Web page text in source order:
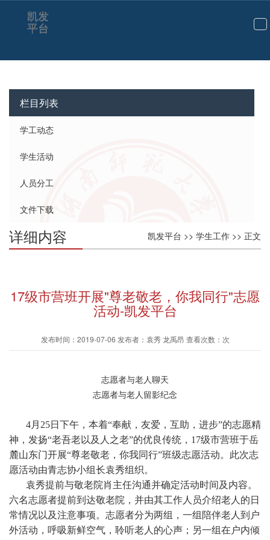
切
航
凯发
平台
栏目列表
学工动态
学生活动
人员分工
文件下载
凯发平台 >> 学生工作 >> 正文
详细内容
17级市营班开展"尊老敬老，你我同行"志愿
活动-凯发平台
发布时间：2019-07-06 发布者：袁秀 龙禹昂 查看次数：次
志愿者与老人聊天
志愿者与老人留影纪念
4月25日下午，本着“奉献，友爱，互助，进步”的志愿精
神，发扬“老吾老以及人之老”的优良传统，17级市营班于岳
麓山东门开展“尊老敬老，你我同行”班级志愿活动。此次志
愿活动由青志协小组长袁秀组织。
袁秀提前与敬老院肖主任沟通并确定活动时间及内容。
六名志愿者提前到达敬老院，并由其工作人员介绍老人的日
常情况以及注意事项。志愿者分为两组，一组陪伴老人到户
外活动，呼吸新鲜空气，聆听老人的心声；另一组在户内倾